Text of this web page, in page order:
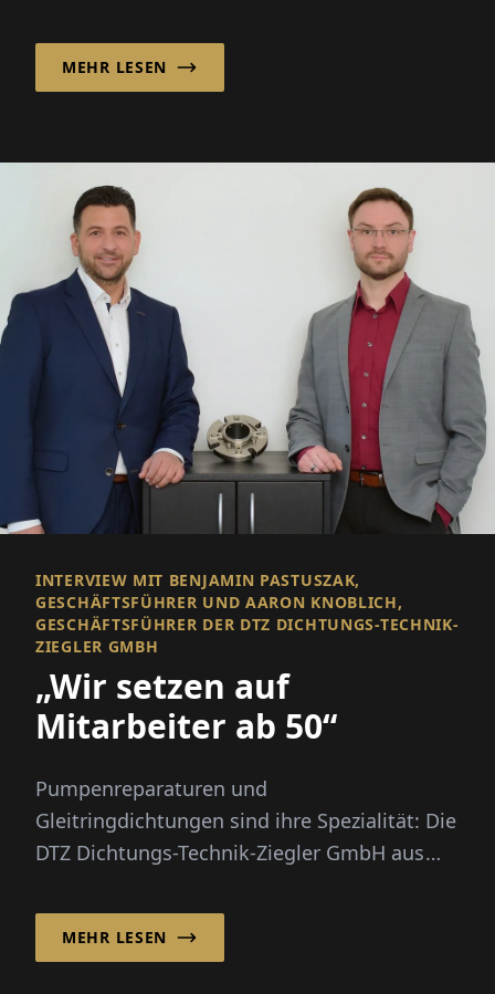
MEHR LESEN
INTERVIEW MIT BENJAMIN PASTUSZAK,
GESCHÄFTSFÜHRER UND AARON KNOBLICH,
GESCHÄFTSFÜHRER DER DTZ DICHTUNGS-TECHNIK-
ZIEGLER GMBH
„Wir setzen auf
Mitarbeiter ab 50“
Pumpenreparaturen und
Gleitringdichtungen sind ihre Spezialität: Die
DTZ Dichtungs-Technik-Ziegler GmbH aus
jahrzehntelange E...
MEHR LESEN